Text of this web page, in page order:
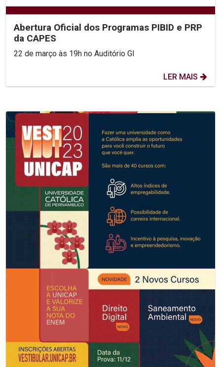
Abertura Oficial dos Programas PIBID e PRP
da CAPES
22 de março às 19h no Auditório GI
LER MAIS